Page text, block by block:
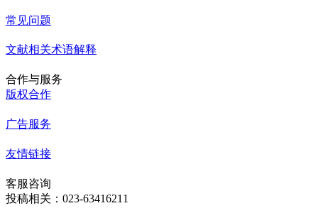
常见问题
文献相关术语解释
合作与服务
版权合作
广告服务
友情链接
客服咨询
投稿相关：023-63416211